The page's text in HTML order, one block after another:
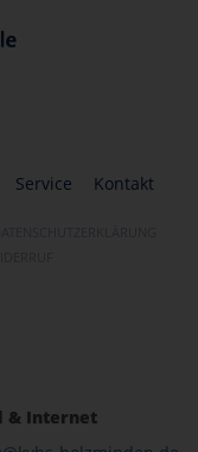
Service Kontakt
& Internet